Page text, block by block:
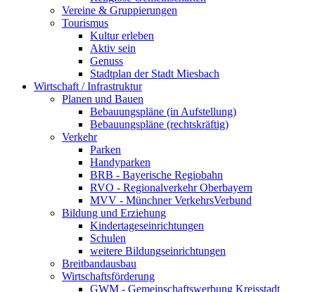
Vereine & Gruppierungen
Tourismus
Kultur erleben
Aktiv sein
Genuss
Stadtplan der Stadt Miesbach
Wirtschaft / Infrastruktur
Planen und Bauen
Bebauungspläne (in Aufstellung)
Bebauungspläne (rechtskräftig)
Verkehr
Parken
Handyparken
BRB - Bayerische Regiobahn
RVO - Regionalverkehr Oberbayern
MVV - Münchner VerkehrsVerbund
Bildung und Erziehung
Kindertageseinrichtungen
Schulen
weitere Bildungseinrichtungen
Breitbandausbau
Wirtschaftsförderung
GWM - Gemeinschaftswerbung Kreisstadt